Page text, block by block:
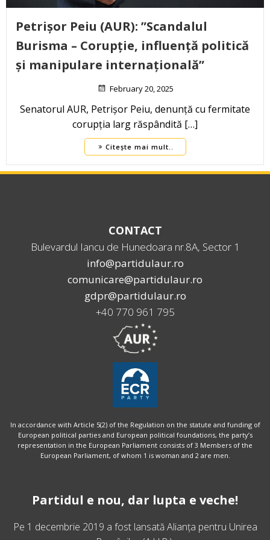
Petrișor Peiu (AUR): ”Scandalul
Burisma – Corupție, influență politică
și manipulare internațională”
February 20, 2025
Senatorul AUR, Petrișor Peiu, denunță cu fermitate
corupția larg răspândită […]
Citește mai mult..
CONTACT
Bulevardul Iancu de Hunedoara nr.8A, Sector 1
info@partidulaur.ro
comunicare@partidulaur.ro
gdpr@partidulaur.ro
+40 770 961 795
In accordance with Article 5(2) of the Regulation on the statute and funding of
European political parties and European political foundations, the party’s
representation in the European Parliament consists of 3 Members of the
European Parliament, of whom 1 is woman and 2 are men.
Partidul e nou, dar lupta e veche!
Pe 1 decembrie 2019 a fost lansatăAlianța pentru Unirea